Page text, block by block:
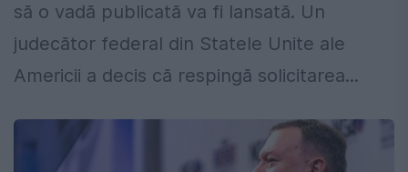
să o vadă publicată va fi lansată. Un
judecător federal din Statele Unite ale
Americii a decis că respingă solicitarea...